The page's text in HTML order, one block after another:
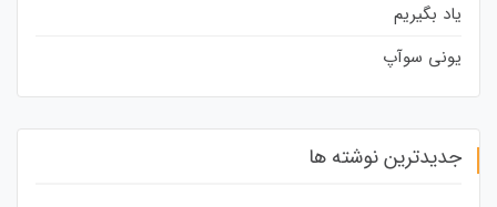
یاد بگیریم
یونی سوآپ
جدیدترین نوشته ها